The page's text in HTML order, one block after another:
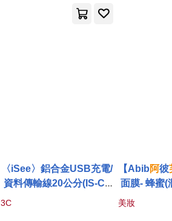
〈iSee〉鋁合金USB充電/
資料傳輸線20公分(IS-C6
3C
【Abib阿彼
面膜- 蜂蜜(
美妝